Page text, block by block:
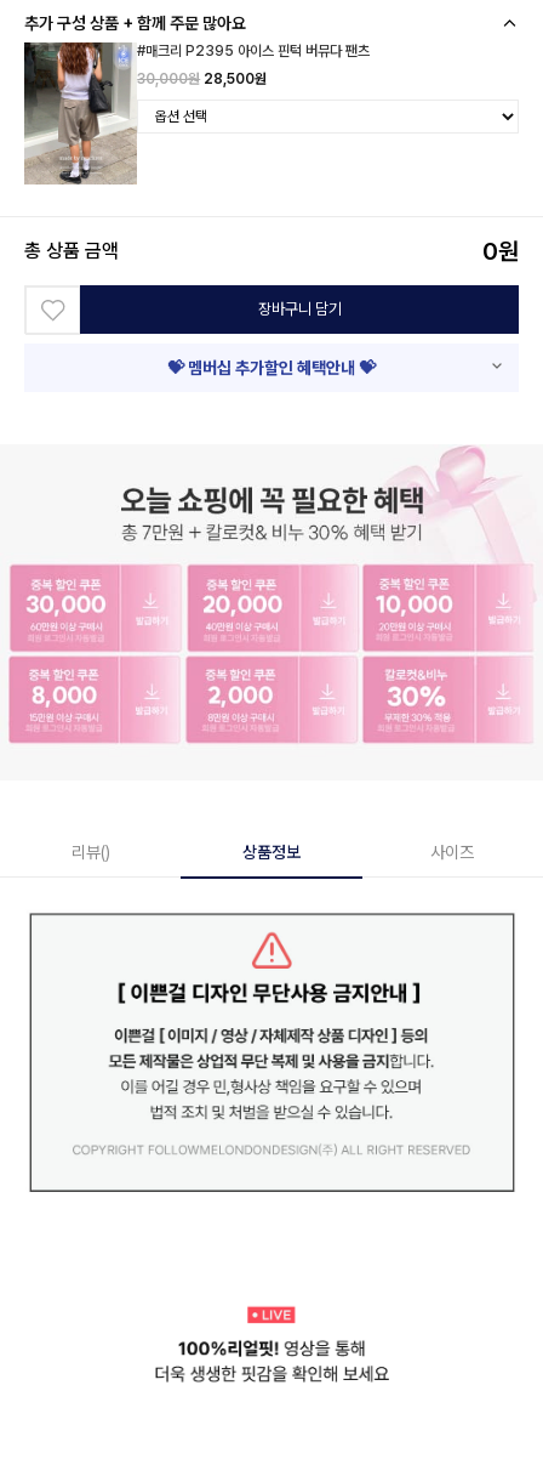
추가 구성 상품 + 함께 주문 많아요
#매크리 P2395 아이스 핀턱 버뮤다 팬츠
30,000원 28,500원
총 상품 금액 0원
장바구니 담기
💝 멤버십 추가할인 혜택안내 💝
리뷰() 상품정보 사이즈